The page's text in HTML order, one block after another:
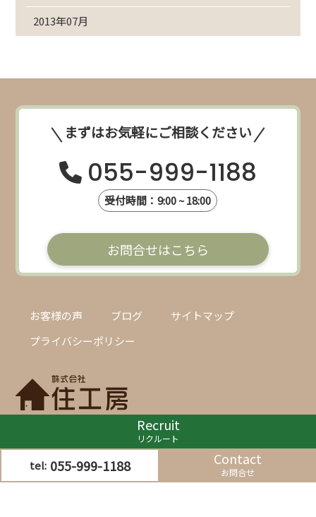
Recruit
リクルート
tel: 055-999-1188 Contact
お問合せ
2013年07月
まずはお気軽にご相談ください
055-999-1188
受付時間：9:00 ~ 18:00
お問合せはこちら
静岡県三島市幸原町1-1-10 銀杏館
お客様の声 ブログ
サイトマップ
プライバシーポリシー